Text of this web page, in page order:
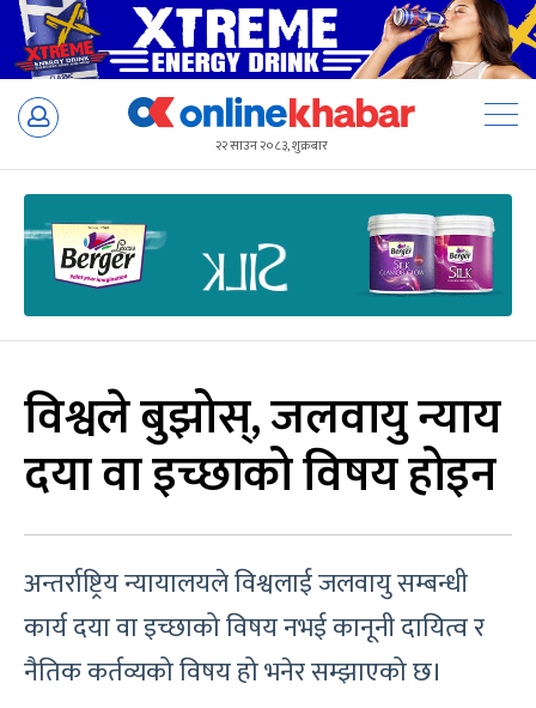
Skip
२२ साउन २०८३, शुक्रबार
विश्वले बुझोस्, जलवायु न्याय
दया वा इच्छाको विषय होइन
अन्तर्राष्ट्रिय न्यायालयले विश्वलाई जलवायु सम्बन्धी
कार्य दया वा इच्छाको विषय नभई कानूनी दायित्व र
नैतिक कर्तव्यको विषय हो भनेर सम्झाएको छ।